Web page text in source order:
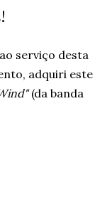
serviço desta
adquiri este
(da banda